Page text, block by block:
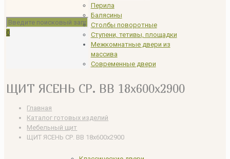
0
ЩИТ ЯСЕНЬ СР. ВВ 18x600x2900
Главная
Каталог готовых изделий
Мебельный щит
ЩИТ ЯСЕНЬ СР. ВВ 18x600x2900
Перила
Балясины
Столбы поворотные
Ступени, тетивы, площадки
Межкомнатные двери из
массива
Современные двери